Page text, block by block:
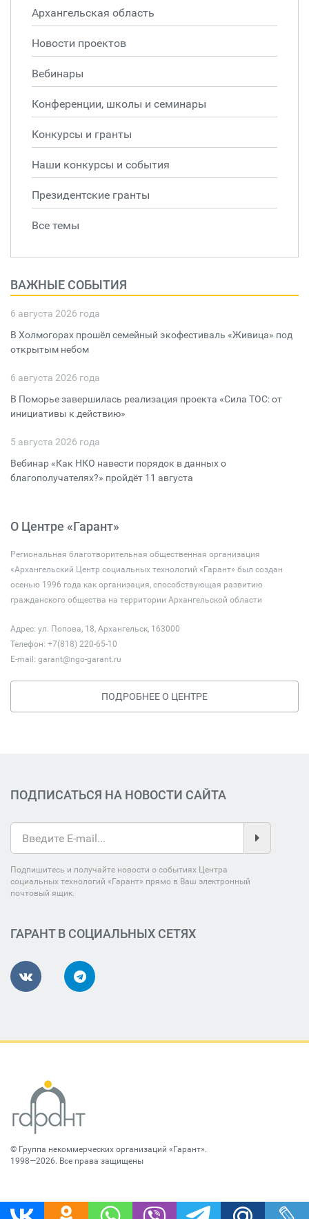
Архангельская область
Новости проектов
Вебинары
Конференции, школы и семинары
Конкурсы и гранты
Наши конкурсы и события
Президентские гранты
Все темы
ВАЖНЫЕ СОБЫТИЯ
6 августа 2026 года
В Холмогорах прошёл семейный экофестиваль «Живица» под
открытым небом
6 августа 2026 года
В Поморье завершилась реализация проекта «Сила ТОС: от
инициативы к действию»
5 августа 2026 года
Вебинар «Как НКО навести порядок в данных о
благополучателях?» пройдёт 11 августа
О Центре «Гарант»
Региональная благотворительная общественная организация
«Архангельский Центр социальных технологий «Гарант» был создан
осенью 1996 года как организация, способствующая развитию
гражданского общества на территории Архангельской области
Адрес: ул. Попова, 18, Архангельск, 163000
Телефон: +7(818) 220-65-10
E-mail: garant@ngo-garant.ru
ПОДРОБНЕЕ О ЦЕНТРЕ
ПОДПИСАТЬСЯ НА НОВОСТИ САЙТА
Подпишитесь и получайте новости о событиях Центра
социальных технологий «Гарант» прямо в Ваш электронный
почтовый ящик.
ГАРАНТ В СОЦИАЛЬНЫХ СЕТЯХ
© Группа некоммерческих организаций «Гарант».
1998—2026. Все права защищены